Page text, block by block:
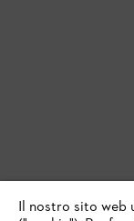
Il nostro sito web